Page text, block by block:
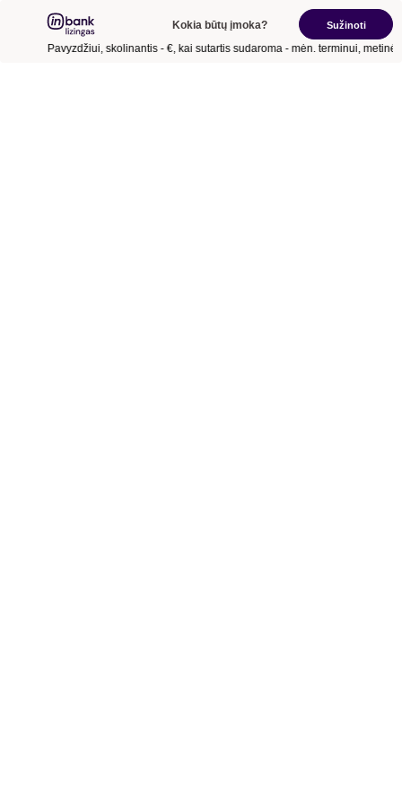
Sužinoti
Kokia būtų įmoka?
Pavyzdžiui, skolinantis- €, kai sutartis sudaroma- mėn.terminui, metinė